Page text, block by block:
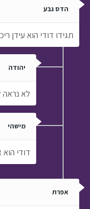
הדס גבע
תגידו דודי הוא עידן
יהודה
לא נראה
מישהי
דודי
אפרת